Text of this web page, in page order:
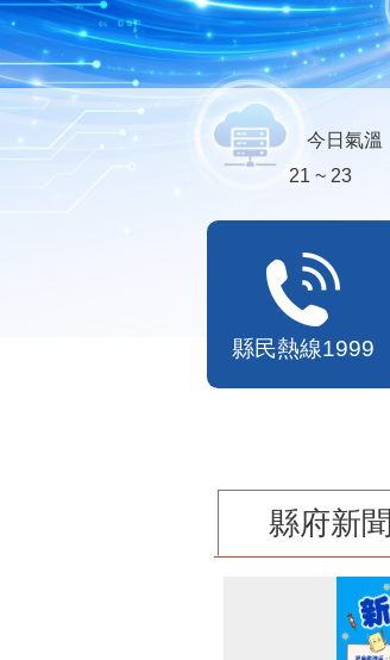
今日氣溫
21 ~ 23
縣民熱線1999
縣府新聞